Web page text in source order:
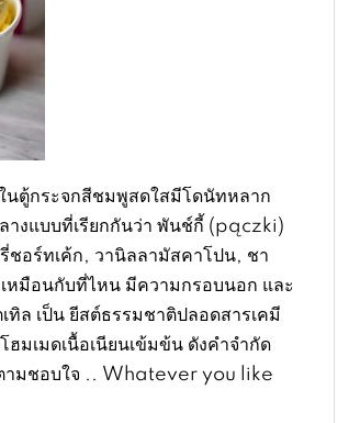
นตู้กระจกสีชมพูสดใสมีโดนัทหลาก
างแบบที่เรียกกันว่า พันช์กี้ (pączki)
ชอร์ทเค้ก, วานิลลามัสคาโปน, ชา
หมือนกับที่ไหน มีความกรอบนอก และ
ล เป็น ยีสต์ธรรมชาติปลอดสารเคมี
มเมดเนื้อเนียนเข้มข้น ดังคำจำกัด
ามชอบใจ .. Whatever you like